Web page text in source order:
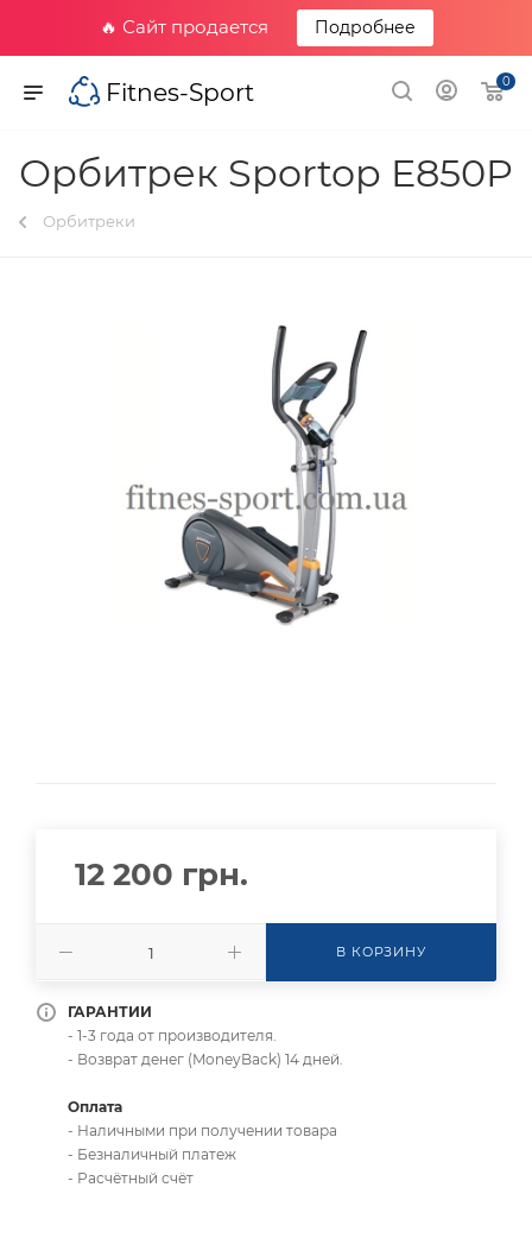
🔥 Сайт продается Подробнее
Fitnes-Sport 0
Орбитрек Sportop E850P
Орбитреки
12 200 грн.
В КОРЗИНУ
ГАРАНТИИ
- 1-3 года от производителя.
- Возврат денег (MoneyBack) 14 дней.
Оплата
- Наличными при получении товара
- Безналичный платеж
- Расчётный счёт